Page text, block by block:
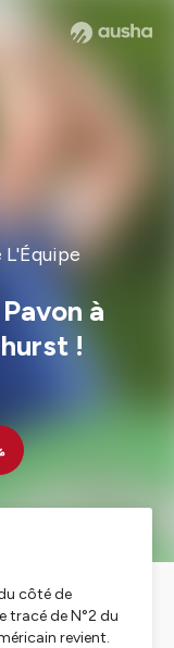
à
!
côté de
tracé de N°2 du
revient.